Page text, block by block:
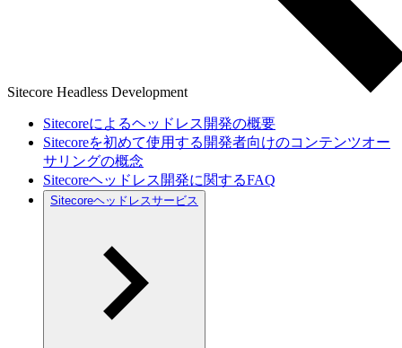
Sitecore Headless Development
Sitecoreによるヘッドレス開発の概要
Sitecoreを初めて使用する開発者向けのコンテンツオー
サリングの概念
Sitecoreヘッドレス開発に関するFAQ
Sitecoreヘッドレスサービス